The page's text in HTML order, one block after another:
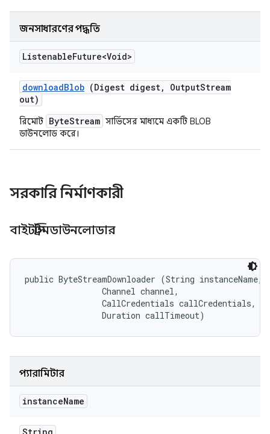
জনসাধারণের পদ্ধতি
ListenableFuture<Void>
downloadBlob (Digest digest, OutputStream
out)
রিমোট ByteStream সার্ভিসের মাধ্যমে একটি BLOB
ডাউনলোড করে।
সরকারি নির্মাণকারী
বাইটস্ট্রিমডাউনলোডার
public ByteStreamDownloader (String instanceName,
                Channel channel,
                CallCredentials callCredentials,
                Duration callTimeout)
প্যারামিটার
instanceName